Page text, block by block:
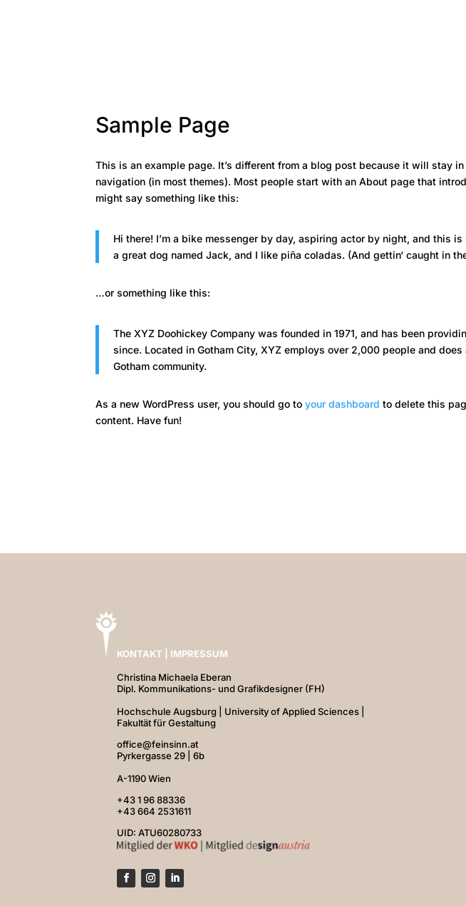
Sample Page
This is an example page. It’s different from a blog post because it will stay
navigation (in most themes). Most people start with an About page that
might say something like this:
Hi there! I’m a bike messenger by day, aspiring actor by night, and this
a great dog named Jack, and I like piña coladas. (And gettin‘ caught in
…or something like this:
The XYZ Doohickey Company was founded in 1971, and has been
since. Located in Gotham City, XYZ employs over 2,000 people and
Gotham community.
As a new WordPress user, you should go toyour dashboard to delete this
content. Have fun!
KONTAKT | IMPRESSUM
Christina Michaela Eberan
Dipl. Kommunikations- und Grafikdesigner (FH)
Hochschule Augsburg | University of Applied Sciences |
Fakultät für Gestaltung
office@feinsinn.at
Pyrkergasse 29 | 6b
A-1190 Wien
+43 1 96 88336
+43 664 2531611
UID: ATU60280733